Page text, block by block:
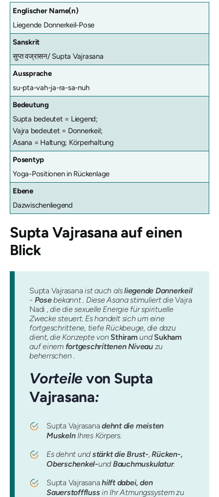
Englischer Name(n)
Liegende Donnerkeil-Pose
Sanskrit
सुप्त वज्रासन/ Supta Vajrasana
Aussprache
su-pta-vah-ja-ra-sa-nuh
Bedeutung
Supta bedeutet = Liegend;
Vajra bedeutet = Donnerkeil;
Asana = Haltung; Körperhaltung
Posentyp
Yoga-Positionen in Rückenlage
Ebene
Dazwischenliegend
Supta Vajrasana auf einen
Blick
Supta Vajrasana ist auch alsliegende Donnerkeil
- Posebekannt . Diese Asana stimuliert dieVajra
Nadi , die die sexuelle Energie für spirituelle
Zwecke steuert. Es handelt sich um eine
fortgeschrittene, tiefe Rückbeuge, die dazu
dient, die Konzepte von Sthiram undSukham
auf einem fortgeschrittenen Niveauzu
beherrschen .
Vorteile von Supta
Vajrasana:
Supta Vajrasana dehnt die meisten
MuskelnIhres Körpers.
Es dehnt undstärkt die Brust-,Rücken-,
Oberschenkel-undBauchmuskulatur.
Supta Vajrasana hilft dabei, den
Sauerstoffflussin Ihr Atmungssystem zu